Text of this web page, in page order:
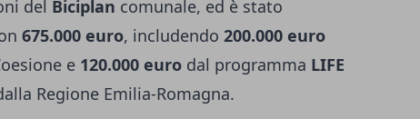
del Biciplan comunale, ed è stato
675.000 euro, includendo 200.000 euro
e 120.000 euro dal programma LIFE
Regione Emilia-Romagna.